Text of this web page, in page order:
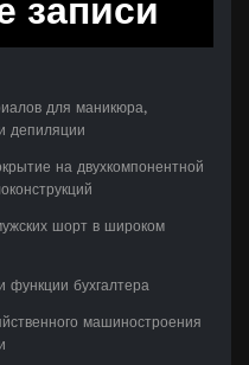
записи
для маникюра,
депиляции
на двухкомпонентной
шорт в широком
бухгалтера
машиностроения